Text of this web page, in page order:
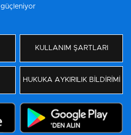
güçleniyor
KULLANIM ŞARTLARI
HUKUKA AYKIRILIK BİLDİRİMİ